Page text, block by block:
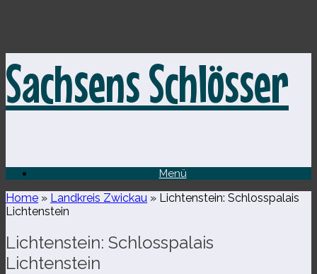
Inhalt
springen
Sachsens Schlösser
Menü
Home » Landkreis Zwickau » Lichtenstein: Schlosspalais
Lichtenstein
Lichtenstein: Schlosspalais
Lichtenstein